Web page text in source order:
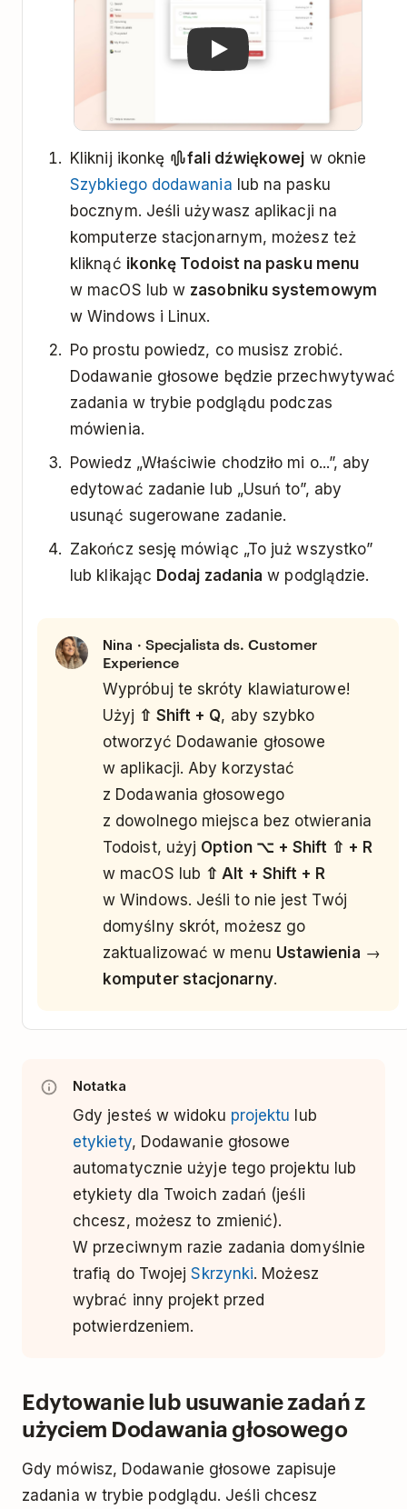
Kliknij ikonkę fali dźwiękowej w oknie
Szybkiego dodawania lub na pasku
bocznym. Jeśli używasz aplikacji na
komputerze stacjonarnym, możesz też
kliknąć ikonkę Todoist na pasku menu
w macOS lub w zasobniku systemowym
w Windows i Linux.
Po prostu powiedz, co musisz zrobić.
Dodawanie głosowe będzie przechwytywać
zadania w trybie podglądu podczas
mówienia.
Powiedz „Właściwie chodziło mi o...”, aby
edytować zadanie lub „Usuń to”, aby
usunąć sugerowane zadanie.
Zakończ sesję mówiąc „To już wszystko”
lub klikając Dodaj zadania w podglądzie.
Nina · Specjalista ds. Customer
Experience
Wypróbuj te skróty klawiaturowe!
Użyj ⇧ Shift + Q, aby szybko
otworzyć Dodawanie głosowe
w aplikacji. Aby korzystać
z Dodawania głosowego
z dowolnego miejsca bez otwierania
Todoist, użyj Option ⌥ + Shift ⇧ + R
w macOS lub ⇧ Alt + Shift + R
w Windows. Jeśli to nie jest Twój
domyślny skrót, możesz go
zaktualizować w menu Ustawienia →
komputer stacjonarny.
Notatka
Gdy jesteś w widoku projektu lub
etykiety, Dodawanie głosowe
automatycznie użyje tego projektu lub
etykiety dla Twoich zadań (jeśli
chcesz, możesz to zmienić).
W przeciwnym razie zadania domyślnie
trafią do TwojejSkrzynki. Możesz
wybrać inny projekt przed
potwierdzeniem.
Edytowanie lub usuwanie zadań z
użyciem Dodawania głosowego
Gdy mówisz, Dodawanie głosowe zapisuje
zadania w trybie podglądu. Jeśli chcesz